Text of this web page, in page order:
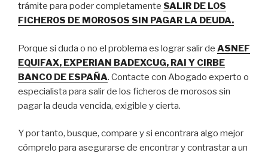
trámite para poder completamente SALIR DE LOS
FICHEROS DE MOROSOS SIN PAGAR LA DEUDA.
Porque si duda o no el problema es lograr salir de ASNEF
EQUIFAX, EXPERIAN BADEXCUG, RAI Y CIRBE
BANCO DE ESPAÑA. Contacte con Abogado experto o
especialista para salir de los ficheros de morosos sin
pagar la deuda vencida, exigible y cierta.
Y por tanto, busque, compare y si encontrara algo mejor
cómprelo para asegurarse de encontrar y contrastar a un